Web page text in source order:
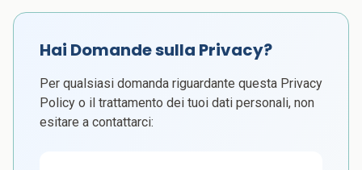
Hai Domande sulla Privacy?
Per qualsiasi domanda riguardante questa Privacy
Policy o il trattamento dei tuoi dati personali, non
esitare a contattarci: